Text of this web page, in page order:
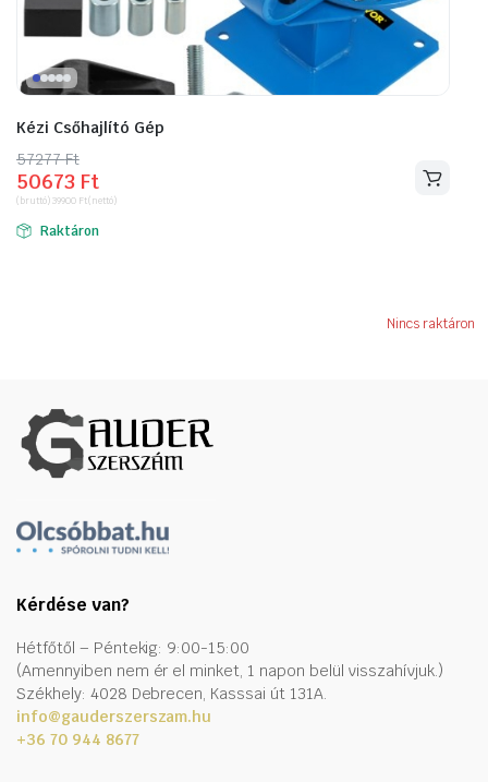
Kézi Csőhajlító Gép
57277Ft
Original
price
was:
57277 Ft.
50673 Ft
Current
price
is:
50673 Ft.
(bruttó)39900 Ft(nettó)
Raktáron
Nincs raktáron
Kérdése van?
Hétfőtől – Péntekig: 9:00-15:00
(Amennyiben nem ér el minket, 1 napon belül visszahívjuk.)
Székhely: 4028 Debrecen, Kasssai út 131A.
info@gauderszerszam.hu
+36 70 944 8677